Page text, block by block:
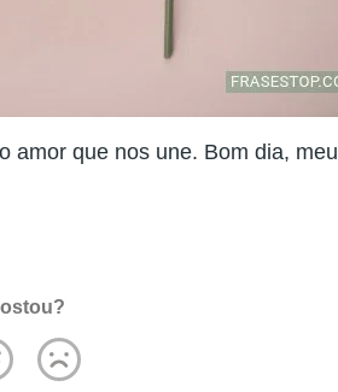
amor que nos une. Bom dia, meu